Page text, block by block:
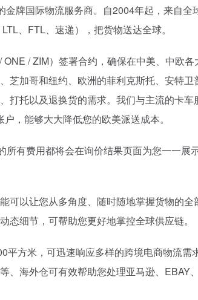
牌国际物流服务商。自2004年起，来自全
、FTL、速递），把货物送达全球。
/ ZIM）签署合约，确保在中美、中欧各
芝加哥和纽约、欧洲的菲利克斯托、安特卫
打托以及退换货的需求。我们与主流的卡车
，能够大大降低您的欧美派送成本。
有费用都将会在询价结果页面为您一一展
可以让您从多角度、随时随地掌握货物的全
细节，可帮助您更好地掌控全球供应链。
方米，可迅速响应多样的跨境电商物流需
、海外仓可有效帮助您处理亚马逊、EBAY